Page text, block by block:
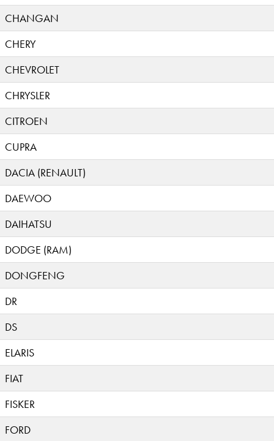
CHANGAN
CHERY
CHEVROLET
CHRYSLER
CITROEN
CUPRA
DACIA (RENAULT)
DAEWOO
DAIHATSU
DODGE (RAM)
DONGFENG
DR
DS
ELARIS
FIAT
FISKER
FORD